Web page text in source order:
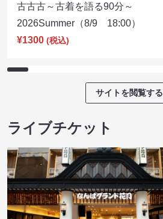
古古古～古着を語る90分～
2026Summer（8/9 18:00）
¥1300 (税込)
サイトを閲覧する
ライブチケット